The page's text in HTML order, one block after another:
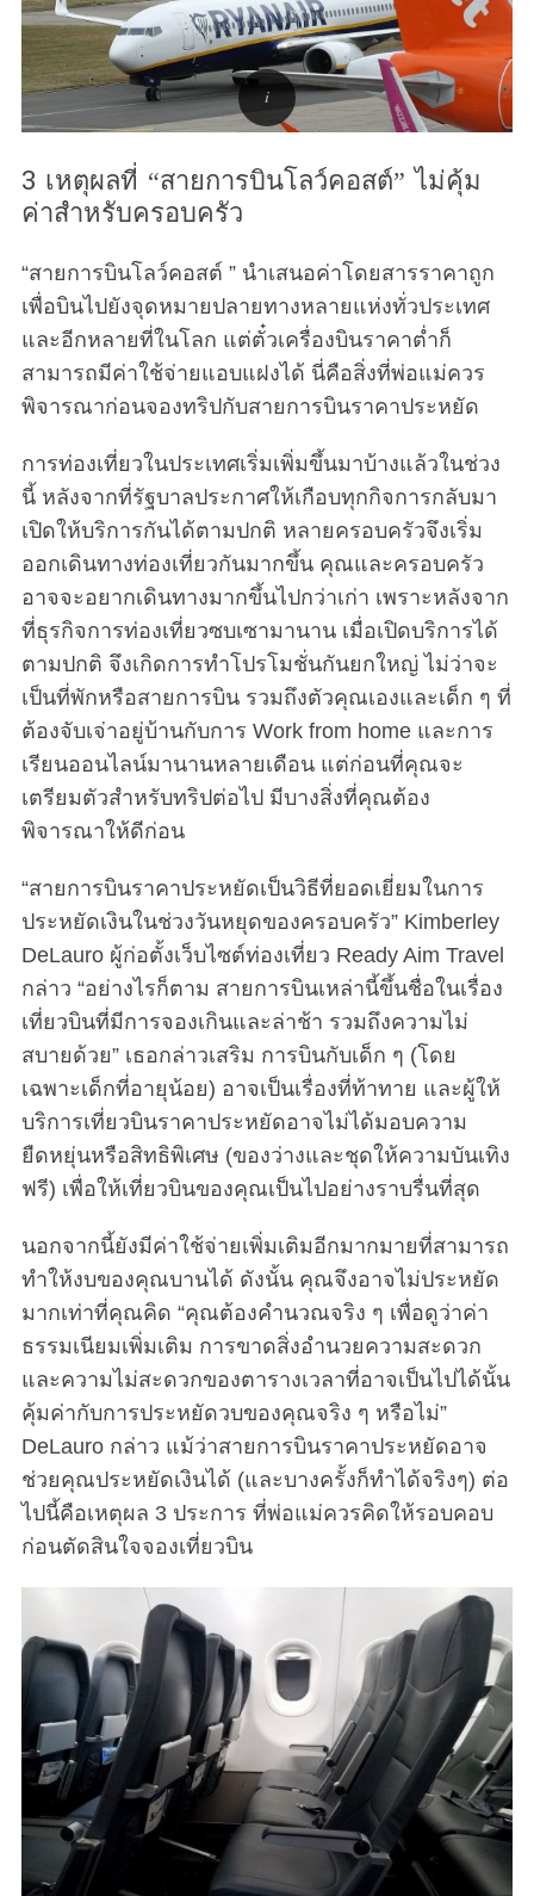
3 เหตุผลที่ “สายการบินโลว์คอสต์” ไม่คุ้ม
ค่าสำหรับครอบครัว
“สายการบินโลว์คอสต์ ” นำเสนอค่าโดยสารราคาถูก
เพื่อบินไปยังจุดหมายปลายทางหลายแห่งทั่วประเทศ
และอีกหลายที่ในโลก แต่ตั๋วเครื่องบินราคาต่ำก็
สามารถมีค่าใช้จ่ายแอบแฝงได้ นี่คือสิ่งที่พ่อแม่ควร
พิจารณาก่อนจองทริปกับสายการบินราคาประหยัด
การท่องเที่ยวในประเทศเริ่มเพิ่มขึ้นมาบ้างแล้วในช่วง
นี้ หลังจากที่รัฐบาลประกาศให้เกือบทุกกิจการกลับมา
เปิดให้บริการกันได้ตามปกติ หลายครอบครัวจึงเริ่ม
ออกเดินทางท่องเที่ยวกันมากขึ้น คุณและครอบครัว
อาจจะอยากเดินทางมากขึ้นไปกว่าเก่า เพราะหลังจาก
ที่ธุรกิจการท่องเที่ยวซบเซามานาน เมื่อเปิดบริการได้
ตามปกติ จึงเกิดการทำโปรโมชั่นกันยกใหญ่ ไม่ว่าจะ
เป็นที่พักหรือสายการบิน รวมถึงตัวคุณเองและเด็ก ๆ ที่
ต้องจับเจ่าอยู่บ้านกับการ Work from home และการ
เรียนออนไลน์มานานหลายเดือน แต่ก่อนที่คุณจะ
เตรียมตัวสำหรับทริปต่อไป มีบางสิ่งที่คุณต้อง
พิจารณาให้ดีก่อน
“สายการบินราคาประหยัดเป็นวิธีที่ยอดเยี่ยมในการ
ประหยัดเงินในช่วงวันหยุดของครอบครัว” Kimberley
DeLauro ผู้ก่อตั้งเว็บไซต์ท่องเที่ยว Ready Aim Travel
กล่าว “อย่างไรก็ตาม สายการบินเหล่านี้ขึ้นชื่อในเรื่อง
เที่ยวบินที่มีการจองเกินและล่าช้า รวมถึงความไม่
สบายด้วย” เธอกล่าวเสริม การบินกับเด็ก ๆ (โดย
เฉพาะเด็กที่อายุน้อย) อาจเป็นเรื่องที่ท้าทาย และผู้ให้
บริการเที่ยวบินราคาประหยัดอาจไม่ได้มอบความ
ยืดหยุ่นหรือสิทธิพิเศษ (ของว่างและชุดให้ความบันเทิง
ฟรี) เพื่อให้เที่ยวบินของคุณเป็นไปอย่างราบรื่นที่สุด
นอกจากนี้ยังมีค่าใช้จ่ายเพิ่มเติมอีกมากมายที่สามารถ
ทำให้งบของคุณบานได้ ดังนั้น คุณจึงอาจไม่ประหยัด
มากเท่าที่คุณคิด “คุณต้องคำนวณจริง ๆ เพื่อดูว่าค่า
ธรรมเนียมเพิ่มเติม การขาดสิ่งอำนวยความสะดวก
และความไม่สะดวกของตารางเวลาที่อาจเป็นไปได้นั้น
คุ้มค่ากับการประหยัดวบของคุณจริง ๆ หรือไม่”
DeLauro กล่าว แม้ว่าสายการบินราคาประหยัดอาจ
ช่วยคุณประหยัดเงินได้ (และบางครั้งก็ทำได้จริงๆ) ต่อ
ไปนี้คือเหตุผล 3 ประการ ที่พ่อแม่ควรคิดให้รอบคอบ
ก่อนตัดสินใจจองเที่ยวบิน